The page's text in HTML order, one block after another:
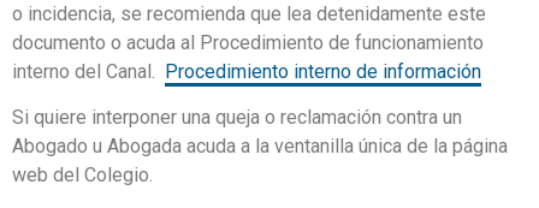
o incidencia, se recomienda que lea detenidamente este
documento o acuda al Procedimiento de funcionamiento
interno del Canal. Procedimiento interno de información
Si quiere interponer una queja o reclamación contra un
Abogado u Abogada acuda a la ventanilla única de la página
web del Colegio.